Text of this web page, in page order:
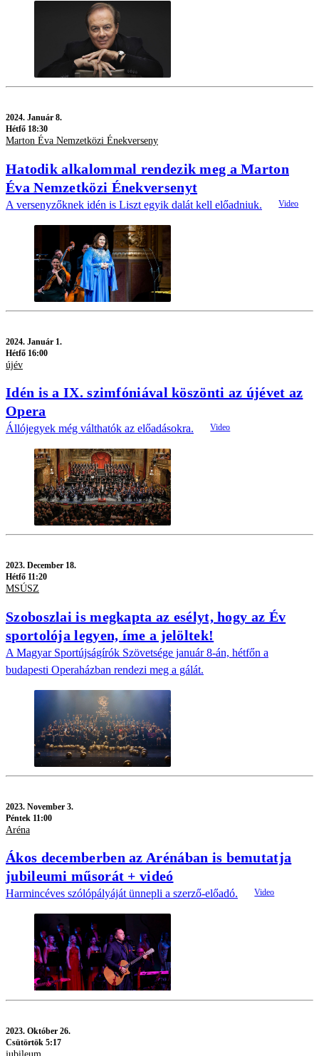
2024. Január 8.
Hétfő 18:30
Marton Éva Nemzetközi Énekverseny
Hatodik alkalommal rendezik meg a Marton
Éva Nemzetközi Énekversenyt
A versenyzőknek idén is Liszt egyik dalát kell előadniuk.
2024. Január 1.
Hétfő 16:00
újév
Idén is a IX. szimfóniával köszönti az újévet az
Opera
Állójegyek még válthatók az előadásokra.
2023. December 18.
Hétfő 11:20
MSÚSZ
Szoboszlai is megkapta az esélyt, hogy az Év
sportolója legyen, íme a jelöltek!
A Magyar Sportújságírók Szövetsége január 8-án, hétfőn a
budapesti Operaházban rendezi meg a gálát.
2023. November 3.
Péntek 11:00
Aréna
Ákos decemberben az Arénában is bemutatja
jubileumi műsorát + videó
Harmincéves szólópályáját ünnepli a szerző-előadó.
2023. Október 26.
Csütörtök 5:17